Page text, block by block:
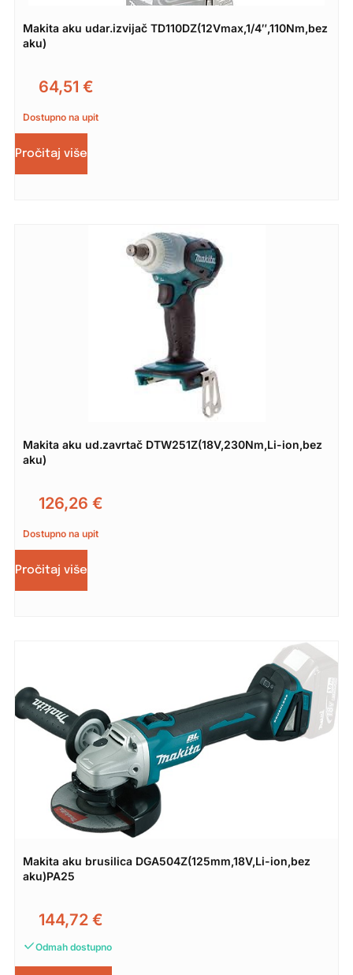
Makita aku udar.izvijač TD110DZ(12Vmax,1/4″,110Nm,bez
aku)
64,51 €
Dostupno na upit
Pročitaj više
Makita aku ud.zavrtač DTW251Z(18V,230Nm,Li-ion,bez
aku)
126,26 €
Dostupno na upit
Pročitaj više
Makita aku brusilica DGA504Z(125mm,18V,Li-ion,bez
aku)PA25
144,72 €
Odmah dostupno